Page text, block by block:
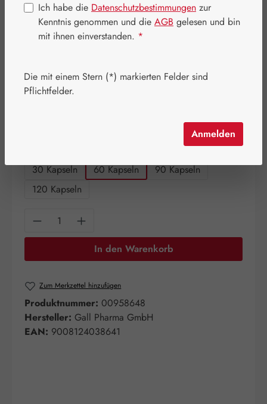
Preise inkl. MwSt. zzgl. Versandkosten
30 Kapseln 60 Kapseln
90 Kapseln
120 Kapseln
Produkt Anzahl: Gib den gewünschten
In den Warenkorb
Zum Merkzettel hinzufügen
Produktnummer: 00958648
Hersteller: Gall Pharma GmbH
EAN: 9008124038641
Ich habe die Datenschutzbestimmungen zur
Kenntnis genommen und die AGB gelesen und bin
mit ihnen einverstanden. *
Die mit einem Stern (*) markierten Felder sind
Pflichtfelder.
Anmelden